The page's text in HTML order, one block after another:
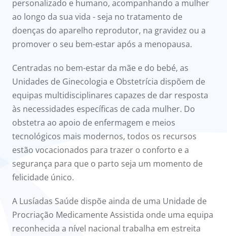
a nós
personalizado e humano, acompanhando a mulher
ao longo da sua vida - seja no tratamento de
doenças do aparelho reprodutor, na gravidez ou a
promover o seu bem-estar após a menopausa.
Centradas no bem-estar da mãe e do bebé, as
Unidades de Ginecologia e Obstetrícia dispõem de
equipas multidisciplinares capazes de dar resposta
às necessidades específicas de cada mulher. Do
obstetra ao apoio de enfermagem e meios
tecnológicos mais modernos, todos os recursos
estão vocacionados para trazer o conforto e a
segurança para que o parto seja um momento de
felicidade único.
A Lusíadas Saúde dispõe ainda de uma Unidade de
Procriação Medicamente Assistida onde uma equipa
reconhecida a nível nacional trabalha em estreita